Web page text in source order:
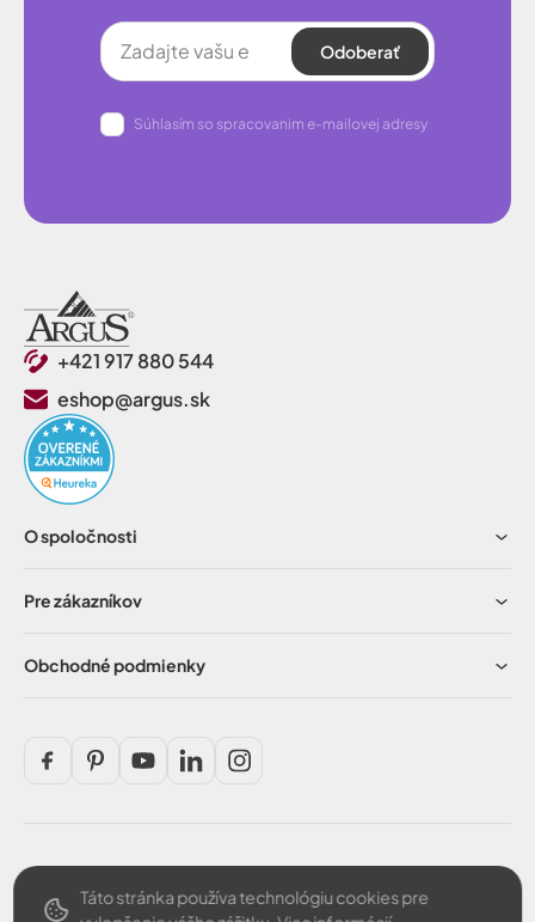
Odoberať
Súhlasím so spracovanim e-mailovej adresy
+421 917 880 544
eshop@argus.sk
O spoločnosti
Pre zákazníkov
Obchodné podmienky
Bezpečná platba
Táto stránka používa technológiu cookies pre